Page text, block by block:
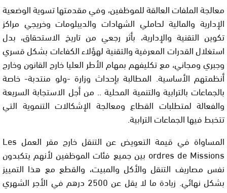
معالجة الملفات العالقة للموظفين، وفي مقدمتها تسوية الوضعية
الإدارية والمالية لحاملي الشهادات والديبلومات وخريجي مراكز
تكوين التقنية والإدارية، بأثر رجعي من تاريخ الاستحقاق، بدل
استغلال القدرات المعرفية والتقنية لهؤلاء الكفاءات بشكل قسري
وجبري ومجاني، مع تكليفهم بمهام الأطر العليا خارج القانون وخارج
أنظمتهم الأساسية. المطالبة بإحداث وزارة -ولو منتدبة- خاصة
بالجماعات بالترابية والتنمية المحلية .. من أجل الاستجابة السريعة
والفعالة لمتطلبات القطاع ومعالجة الإشكالات التنموية التي
تتخبط فيها الجماعات الترابية.
المساواة في قيمة التعويض عن التنقل خارج مقر العمل Les
ordres de Missions بين جميع فئات الموظفين لأنهم يتكبدون
نفس مصاريف التنقل والأكل والمبيت، والقطع مع هذا التمييز
بشكل نهائي. زيادة ما لا يقل عن 2500 درهم في الأجر الشهري